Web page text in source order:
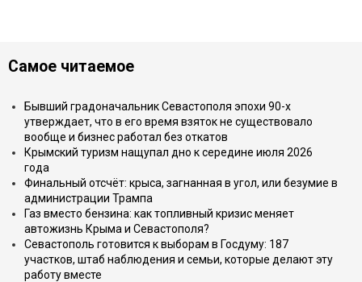
Самое читаемое
Бывший градоначальник Севастополя эпохи 90-х
утверждает, что в его время взяток не существовало
вообще и бизнес работал без откатов
Крымский туризм нащупал дно к середине июля 2026
года
Финальный отсчёт: крыса, загнанная в угол, или безумие в
администрации Трампа
Газ вместо бензина: как топливный кризис меняет
автожизнь Крыма и Севастополя?
Севастополь готовится к выборам в Госдуму: 187
участков, штаб наблюдения и семьи, которые делают эту
работу вместе